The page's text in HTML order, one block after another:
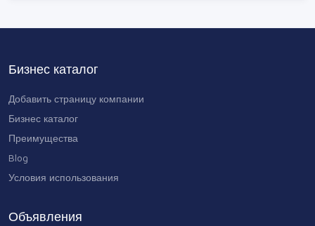
Бизнес каталог
Добавить страницу компании
Бизнес каталог
Преимущества
Blog
Условия использования
Объявления